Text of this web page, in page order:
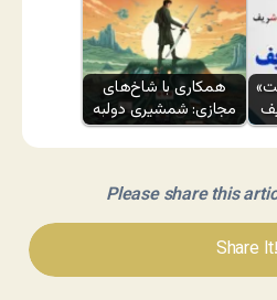
همکاری با شاخ‌های
مجازی: شمشیری دولبه
«گشایش»، طرح اینترنت
Please share this
Share It!